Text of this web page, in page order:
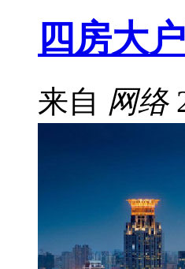
四房大
来自 网络